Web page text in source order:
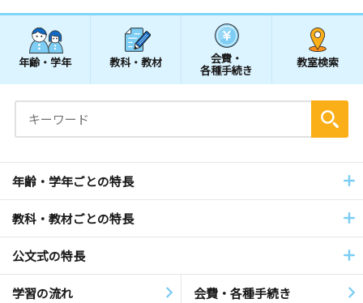
年齢・学年 教科・教材 会費・
各種手続き
教室検索
年齢・学年ごとの特長
教科・教材ごとの特長
公文式の特長
学習の流れ 会費・各種手続き